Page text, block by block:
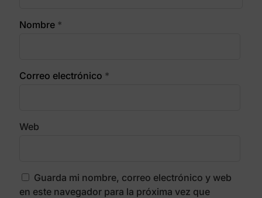
Nombre *
Correo electrónico *
Web
Guarda mi nombre, correo electrónico y web
en este navegador para la próxima vez que